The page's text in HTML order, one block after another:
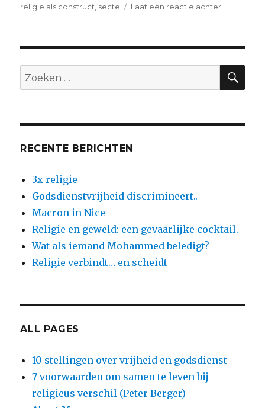
religie als construct, secte Laat een reactie achterop
Zoeken
naar:
RECENTE BERICHTEN
3x religie
Godsdienstvrijheid discrimineert..
Macron in Nice
Religie en geweld: een gevaarlijke cocktail.
Wat als iemand Mohammed beledigt?
Religie verbindt… en scheidt
ALL PAGES
10 stellingen over vrijheid en godsdienst
7 voorwaarden om samen te leven bij
religieus verschil (Peter Berger)